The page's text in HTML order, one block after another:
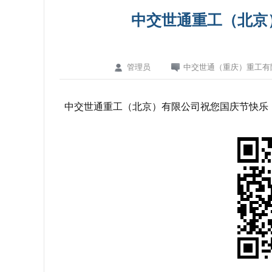
中交世通重工（北
管理员 中交世通（重庆）重工有
中交世通重工（北京）有限公司祝您国庆节快乐